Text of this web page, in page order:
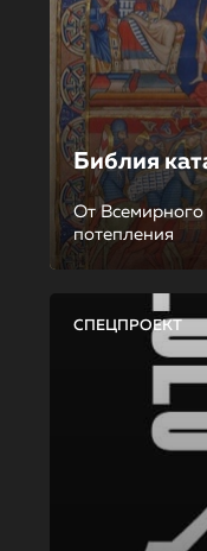
Библия
От Всемирного
потепления
СПЕЦПРОЕКТ